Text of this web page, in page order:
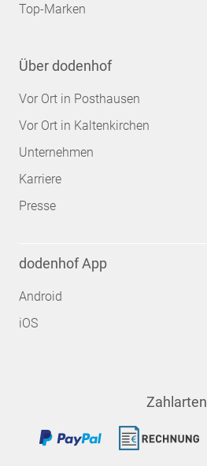
Top-Marken
Über dodenhof
Vor Ort in Posthausen
Vor Ort in Kaltenkirchen
Unternehmen
Karriere
Presse
dodenhof App
Android
iOS
Zahlarten